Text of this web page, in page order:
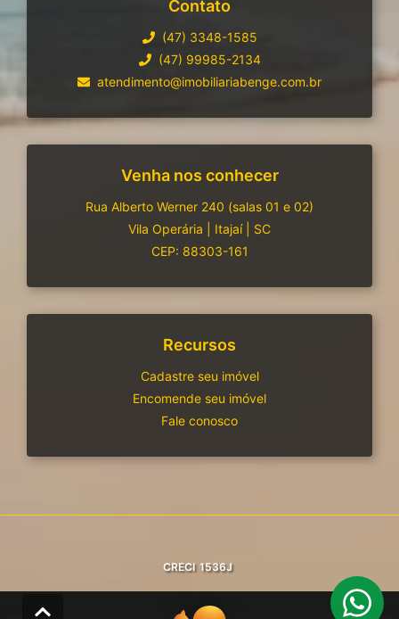
Contato
(47) 3348-1585
(47) 99985-2134
atendimento@imobiliariabenge.com.br
Venha nos conhecer
Rua Alberto Werner 240 (salas 01 e 02)
Vila Operária
Itajaí
SC
CEP: 88303-161
Recursos
Cadastre seu imóvel
Encomende seu imóvel
Fale conosco
CRECI 1536J